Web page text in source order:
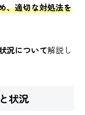
、適切な対処法を
況について解説し
状況